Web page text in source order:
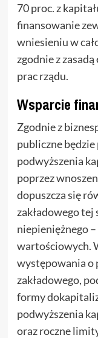
70 proc. z
finansowanie
wniesieniu w
zgodnie z
prac rządu.
Wsparcie
Zgodnie z
publiczne
podwyższenia
poprzez
dopuszcza się
zakładowego tej
niepieniężnego
wartościowych.
występowania o
zakładowego,
formy
podwyższenia
oraz roczne